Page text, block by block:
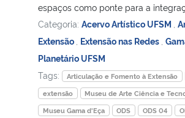
espaços como ponte para a
Categoria: Acervo Artístico UFSM
Extensão Extensão nas Redes
Planetário UFSM
Tags:
Articulação e Fomento à Extensão
extensão
Museu de Arte Ciência e
Museu Gama d'Eça
ODS ODS 04